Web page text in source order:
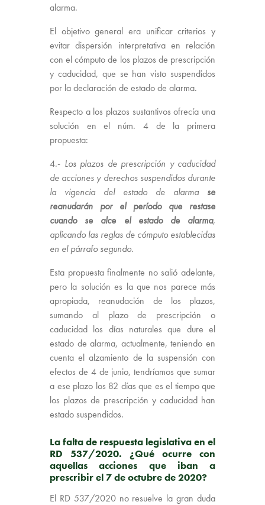
alarma.
El objetivo general era unificar criterios y
evitar dispersión interpretativa en relación
con el cómputo de los plazos de prescripción
y caducidad, que se han visto suspendidos
por la declaración de estado de alarma.
Respecto a los plazos sustantivos ofrecía una
solución en el núm. 4 de la primera
propuesta:
4.- Los plazos de prescripción y caducidad
de acciones y derechos suspendidos durante
la vigencia del estado de alarma se
reanudarán por el período que restase
cuando se alce el estado de alarma,
aplicando las reglas de cómputo establecidas
en el párrafo segundo.
Esta propuesta finalmente no salió adelante,
pero la solución es la que nos parece más
apropiada, reanudación de los plazos,
sumando al plazo de prescripción o
caducidad los días naturales que dure el
estado de alarma, actualmente, teniendo en
cuenta el alzamiento de la suspensión con
efectos de 4 de junio, tendríamos que sumar
a ese plazo los 82 días que es el tiempo que
los plazos de prescripción y caducidad han
estado suspendidos.
La falta de respuesta legislativa en el
RD 537/2020. ¿Qué ocurre con
aquellas acciones que iban a
prescribir el 7 de octubre de 2020?
El RD 537/2020 no resuelve la gran duda